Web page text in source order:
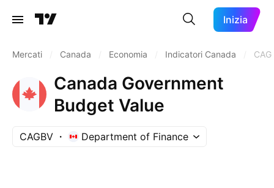
Inizia
Mercati Canada Economia Indicatori Canada
Canada Government
Budget Value
CAGBV Department of Finance